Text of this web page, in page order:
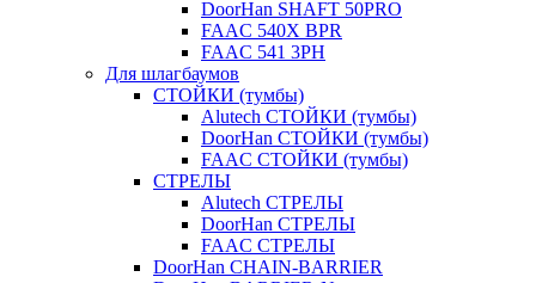
DoorHan SHAFT 50PRO
FAAC 540X BPR
FAAC 541 3PH
Для шлагбаумов
СТОЙКИ (тумбы)
Alutech СТОЙКИ (тумбы)
DoorHan СТОЙКИ (тумбы)
FAAC СТОЙКИ (тумбы)
СТРЕЛЫ
Alutech СТРЕЛЫ
DoorHan СТРЕЛЫ
FAAC СТРЕЛЫ
DoorHan CHAIN-BARRIER